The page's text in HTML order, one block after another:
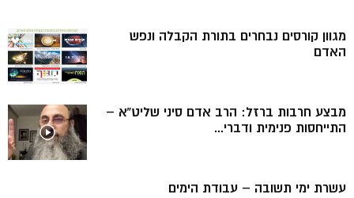
מגוון קורסים נבחרים בתורת הקבלה ונפש
האדם
מבצע חרבות ברזל: הרב אדם סיני שליט”א –
התייחסות פנימית ודברי...
עשרת ימי תשובה – עבודת הימים